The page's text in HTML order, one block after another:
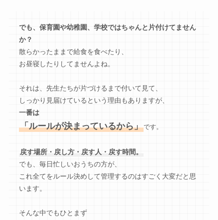
でも、保育園や幼稚園、学校ではちゃんと片付けてません
か？
散らかったままで給食を食べたり、
お昼寝したりしてませんよね。
それは、先生たちが片づけるまで付いて見て、
しっかり見届けているという理由もありますが、
一番は
「ルールが決まっているから」です。
戻す場所・戻し方・戻す人・戻す時間。
でも、毎日忙しいおうちの方が、
これ全てをルール決めして管理するのはすごく大変だと思
います。
そんな中でもひとまず